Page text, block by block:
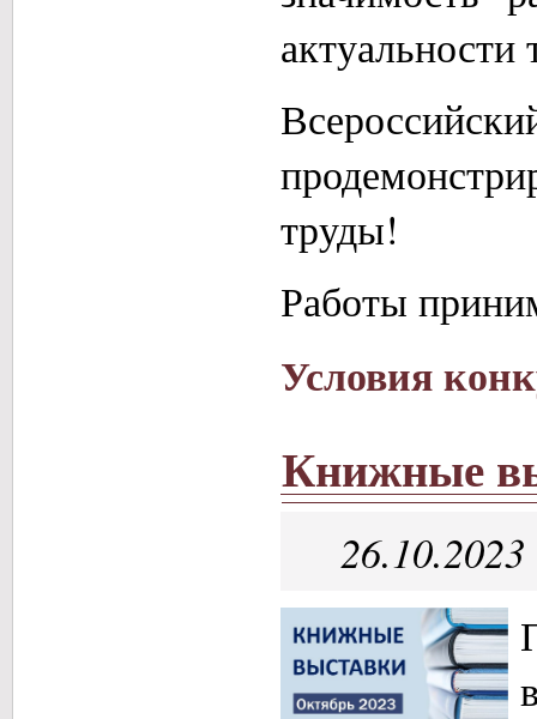
труды!
Работы
Условия
Книжные
26.10.2023